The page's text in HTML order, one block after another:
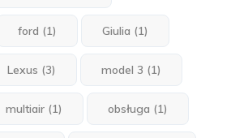
ford (1) Giulia (1)
Lexus (3) model 3 (1)
multiair (1) obsługa (1)